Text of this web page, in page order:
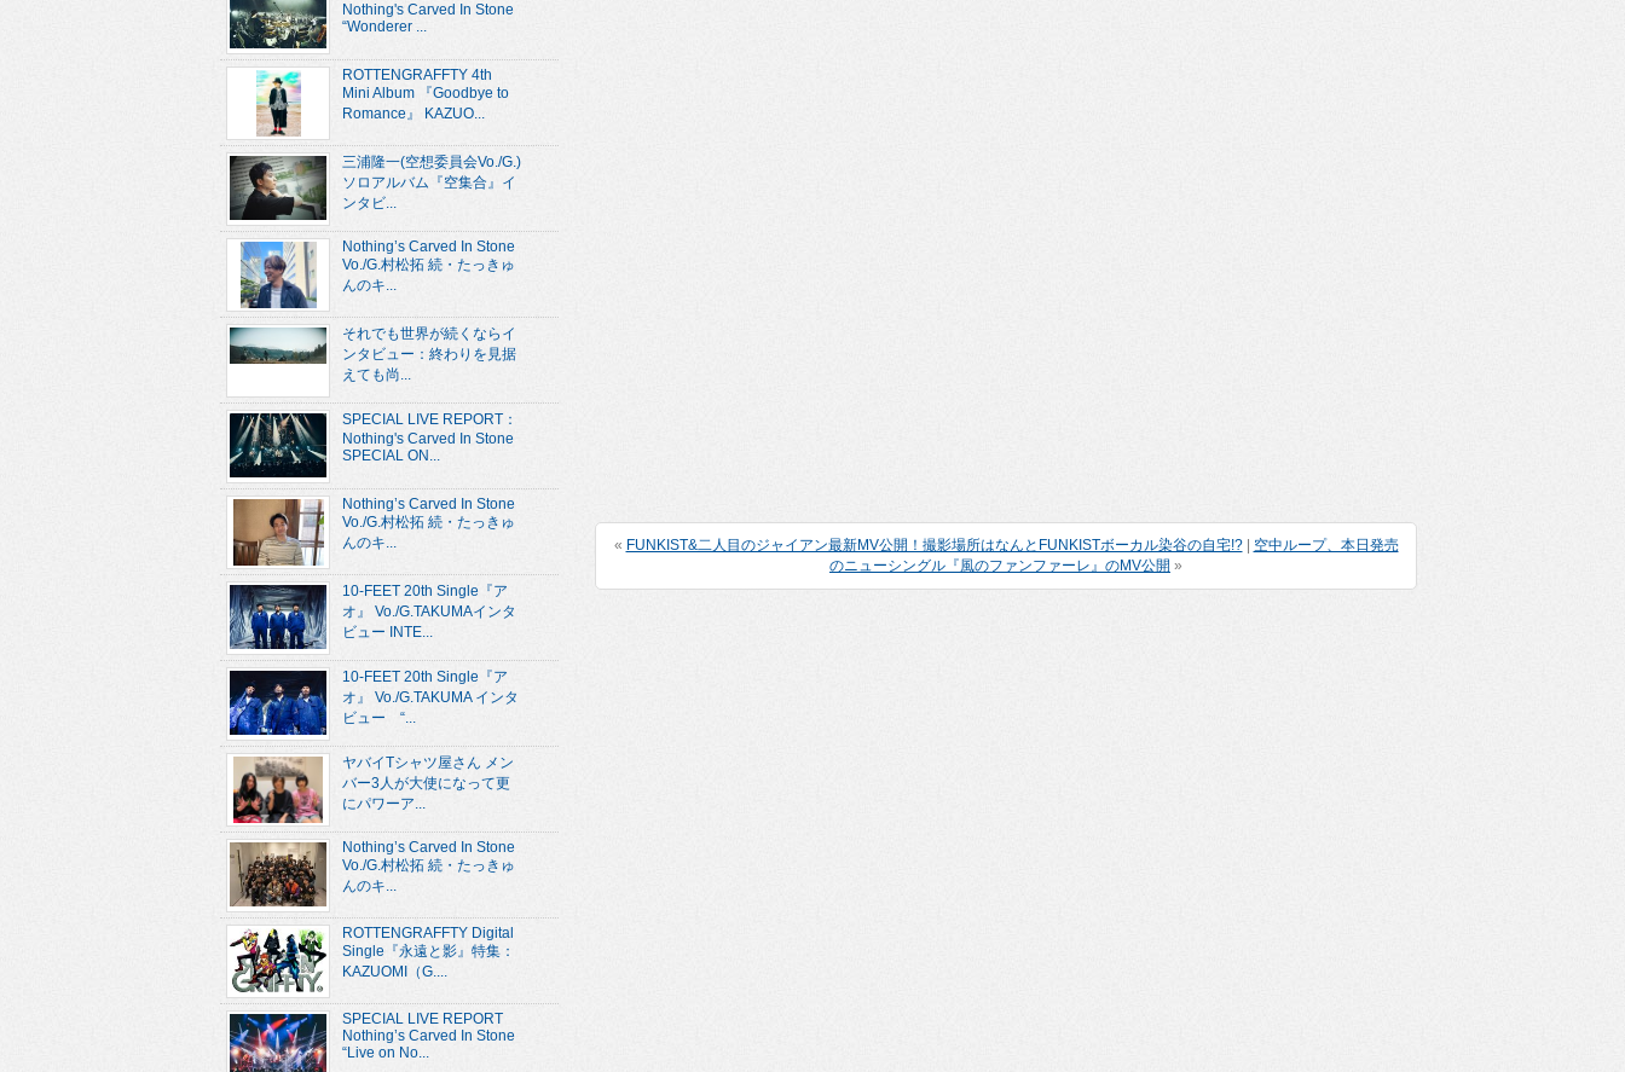
« FUNKIST&‪二人目のジャイアン‬最新MV公開！撮影場所はなんとFUNKISTボーカル染谷の自宅!?|
空中ループ、本日発売
のニューシングル『風のファンファーレ』のMV公開 »
Nothing's Carved In Stone
“Wonderer ...
ROTTENGRAFFTY 4th
Mini Album 『Goodbye to
Romance』 KAZUO...
三浦隆一(空想委員会Vo./G.)
ソロアルバム『空集合』イ
ンタビ...
Nothing’s Carved In Stone
Vo./G.村松拓 続・たっきゅ
んのキ...
それでも世界が続くならイ
ンタビュー：終わりを見据
えても尚...
SPECIAL LIVE REPORT：
Nothing's Carved In Stone
SPECIAL ON...
Nothing’s Carved In Stone
Vo./G.村松拓 続・たっきゅ
んのキ...
10-FEET 20th Single『ア
オ』 Vo./G.TAKUMAインタ
ビュー INTE...
10-FEET 20th Single『ア
オ』 Vo./G.TAKUMA インタ
ビュー “...
ヤバイTシャツ屋さん メン
バー3人が大使になって更
にパワーア...
Nothing’s Carved In Stone
Vo./G.村松拓 続・たっきゅ
んのキ...
ROTTENGRAFFTY Digital
Single『永遠と影』特集：
KAZUOMI（G....
SPECIAL LIVE REPORT
Nothing’s Carved In Stone
“Live on No...